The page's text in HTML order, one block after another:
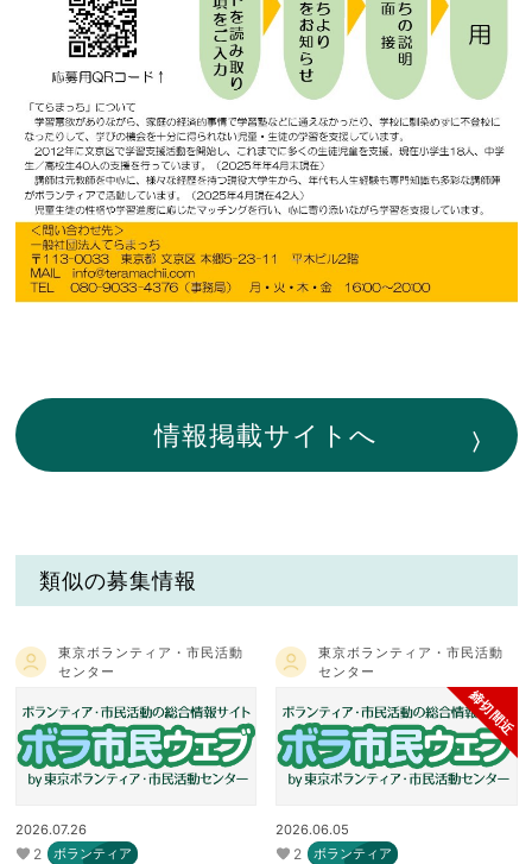
情報掲載サイトへ
類似の募集情報
東京ボランティア・市民活動
センター
2026.07.26
2 ボランティア
東京ボランティア・市民活動
センター
締切間近
2026.06.05
2 ボランティア